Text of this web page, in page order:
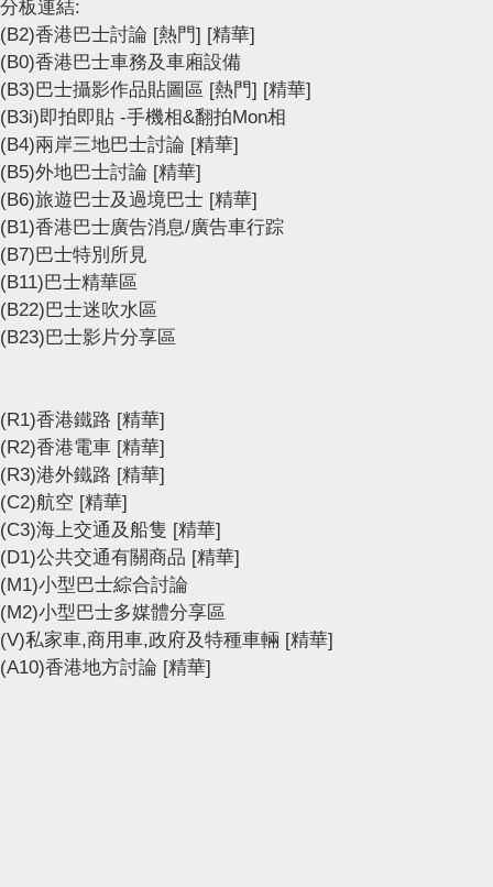
分板連結:
(B2)香港巴士討論 [熱門] [精華]
(B0)香港巴士車務及車廂設備
(B3)巴士攝影作品貼圖區 [熱門] [精華]
(B3i)即拍即貼 -手機相&翻拍Mon相
(B4)兩岸三地巴士討論 [精華]
(B5)外地巴士討論 [精華]
(B6)旅遊巴士及過境巴士 [精華]
(B1)香港巴士廣告消息/廣告車行踪
(B7)巴士特別所見
(B11)巴士精華區
(B22)巴士迷吹水區
(B23)巴士影片分享區
(R1)香港鐵路 [精華]
(R2)香港電車 [精華]
(R3)港外鐵路 [精華]
(C2)航空 [精華]
(C3)海上交通及船隻 [精華]
(D1)公共交通有關商品 [精華]
(M1)小型巴士綜合討論
(M2)小型巴士多媒體分享區
(V)私家車,商用車,政府及特種車輛 [精華]
(A10)香港地方討論 [精華]